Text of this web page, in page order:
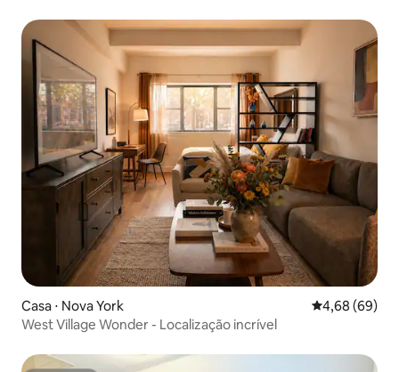
Casa ⋅ Nova York 4,68 de uma
4,68 (69)
West Village Wonder - Localização incrível